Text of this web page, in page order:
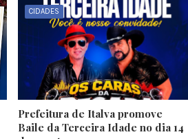
CIDADES
Prefeitura de Italva promove
Baile da Terceira Idade no dia 14